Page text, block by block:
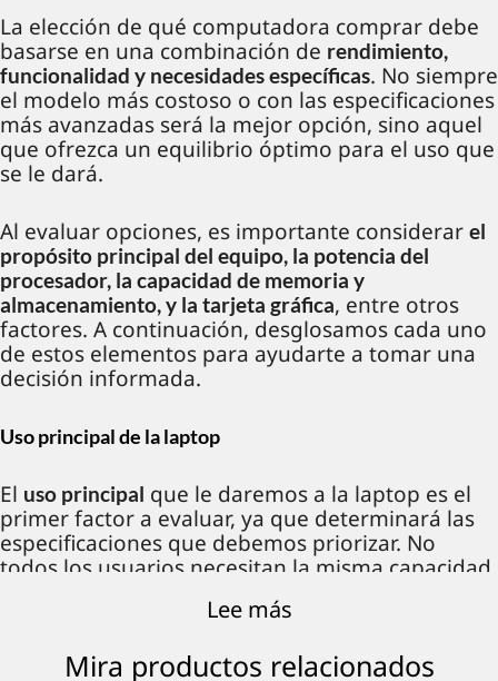
La elección de qué computadora comprar debe
basarse en una combinación de rendimiento,
funcionalidad y necesidades específicas. No siempre
el modelo más costoso o con las especificaciones
más avanzadas será la mejor opción, sino aquel
que ofrezca un equilibrio óptimo para el uso que
se le dará.
Al evaluar opciones, es importante considerar el
propósito principal del equipo, la potencia del
procesador, la capacidad de memoria y
almacenamiento, y la tarjeta gráfica, entre otros
factores. A continuación, desglosamos cada uno
de estos elementos para ayudarte a tomar una
decisión informada.
Uso principal de la laptop
El uso principal que le daremos a la laptop es el
primer factor a evaluar, ya que determinará las
especificaciones que debemos priorizar. No
todos los usuarios necesitan la misma capacidad
pantalla, por lo que es crucial identificar el
Lee más
Mira productos relacionados